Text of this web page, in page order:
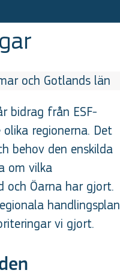
och Gotlands län
bidrag från ESF-
regionerna. Det
behov den enskilda
om vilka
och Öarna har gjort.
handlingsplan
vi gjort.